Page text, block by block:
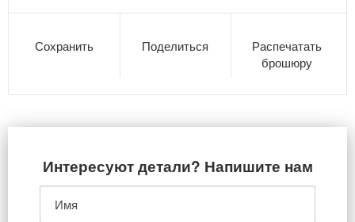
Сохранить Поделиться
Распечатать
брошюру
Интересуют детали? Напишите нам